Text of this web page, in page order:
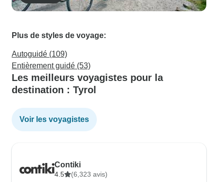
Plus de styles de voyage:
Autoguidé (109)
Entièrement guidé (53)
Les meilleurs voyagistes pour la
destination : Tyrol
Voir les voyagistes
Contiki
4.5 (6,323 avis)